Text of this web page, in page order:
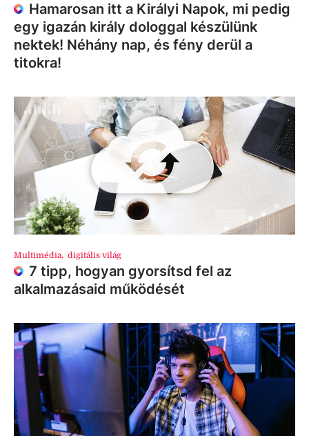
Hamarosan itt a Királyi Napok, mi pedig
egy igazán király dologgal készülünk
nektek! Néhány nap, és fény derül a
titokra!
Multimédia, digitális világ
7 tipp, hogyan gyorsítsd fel az
alkalmazásaid működését